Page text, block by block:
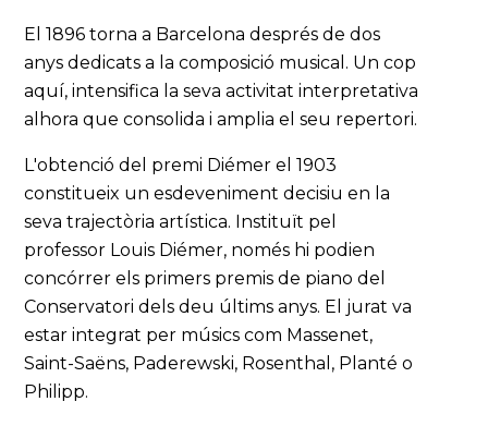
El 1896 torna a Barcelona després de dos
anys dedicats a la composició musical. Un cop
aquí, intensifica la seva activitat interpretativa
alhora que consolida i amplia el seu repertori.
L'obtenció del premi Diémer el 1903
constitueix un esdeveniment decisiu en la
seva trajectòria artística. Instituït pel
professor Louis Diémer, només hi podien
concórrer els primers premis de piano del
Conservatori dels deu últims anys. El jurat va
estar integrat per músics com Massenet,
Saint-Saëns, Paderewski, Rosenthal, Planté o
Philipp.